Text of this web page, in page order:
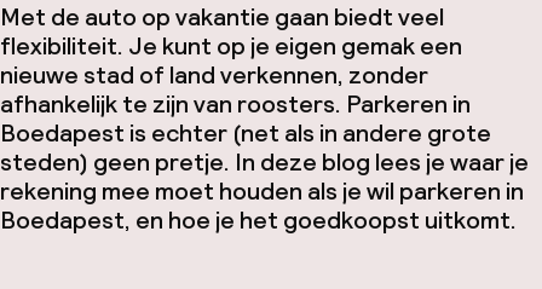
Met de auto op vakantie gaan biedt veel
flexibiliteit. Je kunt op je eigen gemak een
nieuwe stad of land verkennen, zonder
afhankelijk te zijn van roosters. Parkeren in
Boedapest is echter (net als in andere grote
steden) geen pretje. In deze blog lees je waar je
rekening mee moet houden als je wil parkeren in
Boedapest, en hoe je het goedkoopst uitkomt.